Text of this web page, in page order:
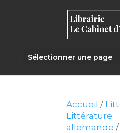
Sélectionner une page
Accueil /
Littérature
allemande /